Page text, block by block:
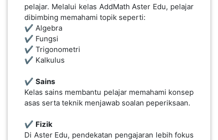
pelajar. Melalui kelas AddMath Aster Edu, pelajar
dibimbing memahami topik seperti:
✔️ Algebra
✔️ Fungsi
✔️ Trigonometri
✔️ Kalkulus
✔️ Sains
Kelas sains membantu pelajar memahami konsep
asas serta teknik menjawab soalan peperiksaan.
✔️ Fizik
Di Aster Edu, pendekatan pengajaran lebih fokus